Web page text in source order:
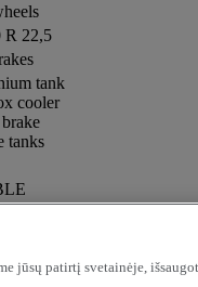
R 22,5
tank
cooler
tanks
jūsų patirtį svetainėje,